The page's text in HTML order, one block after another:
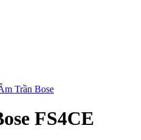
Trần Bose
FS4CE